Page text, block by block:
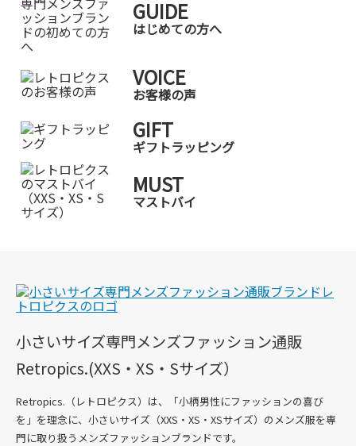
GUIDE
はじめての方へ
VOICE
お客様の声
GIFT
ギフトラッピング
MUST
マストバイ
小さいサイズ専門メンズファッション通販
Retropics.(XXS・XS・Sサイズ）
Retropics.（レトロピクス）は、「小柄男性にファッションの喜び
を」を理念に、 小さいサイズ（XXS・XS・XSサイズ）のメンズ服を専
門に取り扱うメンズファッションブランドです。